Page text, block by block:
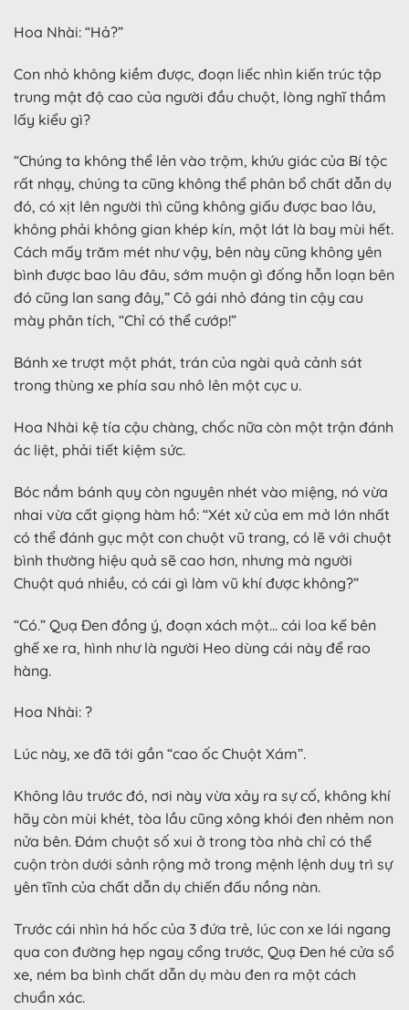
Hoa Nhài: “Hả?”
Con nhỏ không kiềm được, đoạn liếc nhìn kiến trúc tập
trung mật độ cao của người đầu chuột, lòng nghĩ thầm
lấy kiểu gì?
“Chúng ta không thể lẻn vào trộm, khứu giác của Bí tộc
rất nhạy, chúng ta cũng không thể phân bổ chất dẫn dụ
đó, có xịt lên người thì cũng không giấu được bao lâu,
không phải không gian khép kín, một lát là bay mùi hết.
Cách mấy trăm mét như vậy, bên này cũng không yên
bình được bao lâu đâu, sớm muộn gì đống hỗn loạn bên
đó cũng lan sang đây,” Cô gái nhỏ đáng tin cậy cau
mày phân tích, “Chỉ có thể cướp!”
Bánh xe trượt một phát, trán của ngài quả cảnh sát
trong thùng xe phía sau nhô lên một cục u.
Hoa Nhài kệ tía cậu chàng, chốc nữa còn một trận đánh
ác liệt, phải tiết kiệm sức.
Bóc nắm bánh quy còn nguyên nhét vào miệng, nó vừa
nhai vừa cất giọng hàm hồ: “Xét xử của em mở lớn nhất
có thể đánh gục một con chuột vũ trang, có lẽ với chuột
bình thường hiệu quả sẽ cao hơn, nhưng mà người
Chuột quá nhiều, có cái gì làm vũ khí được không?”
“Có.” Quạ Đen đồng ý, đoạn xách một… cái loa kế bên
ghế xe ra, hình như là người Heo dùng cái này để rao
hàng.
Hoa Nhài: ?
Lúc này, xe đã tới gần “cao ốc Chuột Xám”.
Không lâu trước đó, nơi này vừa xảy ra sự cố, không khí
hãy còn mùi khét, tòa lầu cũng xông khói đen nhẻm non
nửa bên. Đám chuột số xui ở trong tòa nhà chỉ có thể
cuộn tròn dưới sảnh rộng mở trong mệnh lệnh duy trì sự
yên tĩnh của chất dẫn dụ chiến đấu nồng nàn.
Trước cái nhìn há hốc của 3 đứa trẻ, lúc con xe lái ngang
qua con đường hẹp ngay cổng trước, Quạ Đen hé cửa sổ
xe, ném ba bình chất dẫn dụ màu đen ra một cách
chuẩn xác.